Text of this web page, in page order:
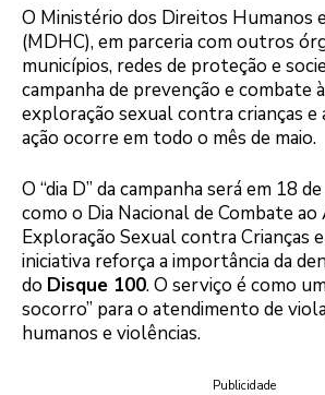
O Ministério dos Direitos Humanos e
(MDHC), em parceria com outros
municípios, redes de proteção e
campanha de prevenção e combate
exploração sexual contra crianças e
ação ocorre em todo o mês de maio.
O “dia D” da campanha será em 18
como o Dia Nacional de Combate ao
Exploração Sexual contra Crianças
iniciativa reforça a importância da
do Disque 100. O serviço é como
socorro” para o atendimento de
humanos e violências.
Publicidade